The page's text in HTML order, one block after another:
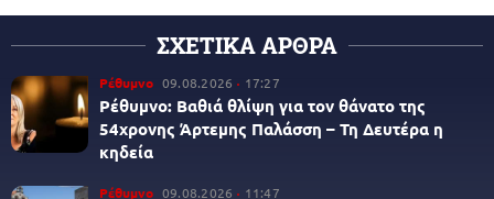
ΣΧΕΤΙΚΑ ΑΡΘΡΑ
Ρέθυμνο 09.08.2026 17:27
Ρέθυμνο: Βαθιά θλίψη για τον θάνατο της
54χρονης Άρτεμης Παλάσση – Τη Δευτέρα η
κηδεία
Ρέθυμνο 09.08.2026 11:47